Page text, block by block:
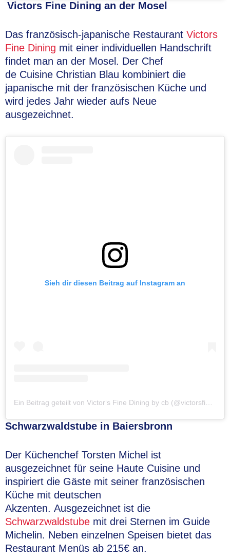
Victors Fine Dining an der Mosel
Das französisch-japanische Restaurant Victors
Fine Dining mit einer individuellen Handschrift
findet man an der Mosel. Der Chef
de Cuisine Christian Blau kombiniert die
japanische mit der französischen Küche und
wird jedes Jahr wieder aufs Neue
ausgezeichnet.
Sieh dir diesen Beitrag auf Instagram an
Schwarzwaldstube in Baiersbronn
Der Küchenchef Torsten Michel ist
ausgezeichnet für seine Haute Cuisine und
inspiriert die Gäste mit seiner französischen
Küche mit deutschen
Akzenten. Ausgezeichnet ist die
Schwarzwaldstube mit drei Sternen im Guide
Michelin. Neben einzelnen Speisen bietet das
Restaurant Menüs ab 215€ an.